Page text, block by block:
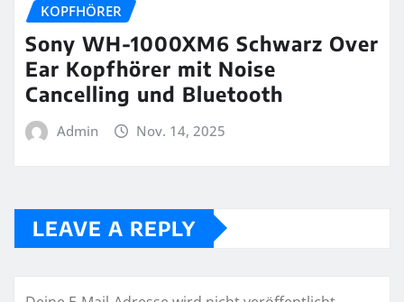
KOPFHÖRER
Sony WH-1000XM6 Schwarz Over
Ear Kopfhörer mit Noise
Cancelling und Bluetooth
Admin Nov. 14, 2025
LEAVE A REPLY